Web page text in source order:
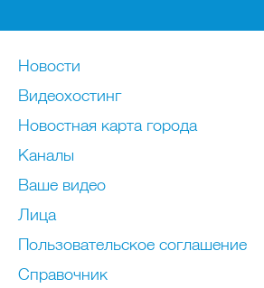
Новости
Видеохостинг
Новостная карта города
Каналы
Ваше видео
Лица
Пользовательское соглашение
Справочник